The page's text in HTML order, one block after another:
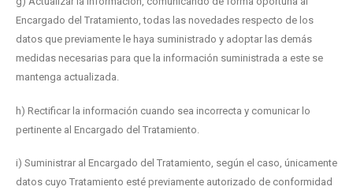
Encargado del Tratamiento, todas las novedades respecto de los
datos que previamente le haya suministrado y adoptar las demás
medidas necesarias para que la información suministrada a este se
mantenga actualizada.
h) Rectificar la información cuando sea incorrecta y comunicar lo
pertinente al Encargado del Tratamiento.
i) Suministrar al Encargado del Tratamiento, según el caso, únicamente
datos cuyo Tratamiento esté previamente autorizado de conformidad